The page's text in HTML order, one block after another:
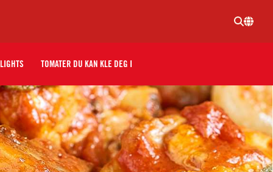
TOMATER DU KAN KLE DEG I